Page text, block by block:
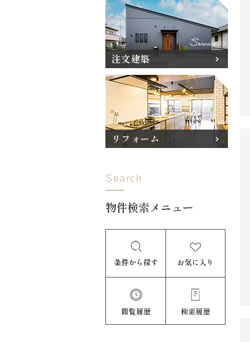
注文建築
リフォーム
Search
物件検索メニュー
条件から探す お気に入り
閲覧履歴 検索履歴